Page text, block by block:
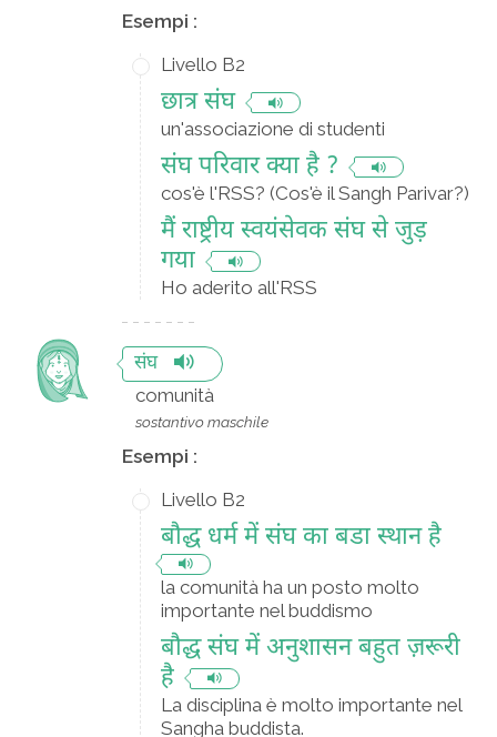
Esempi :
Livello B2
छात्र संघ
un'associazione di studenti
संघ परिवार क्या है ?
cos'è l'RSS? (Cos'è il Sangh Parivar?)
मैं राष्ट्रीय स्वयंसेवक संघ से जुड़
गया
Ho aderito all'RSS
संघ
comunità
sostantivo maschile
Esempi :
Livello B2
बौद्ध धर्म में संघ का बडा स्थान है
la comunità ha un posto molto
importante nel buddismo
बौद्ध संघ में अनुशासन बहुत ज़रूरी
है
La disciplina è molto importante nel
Sangha buddista.